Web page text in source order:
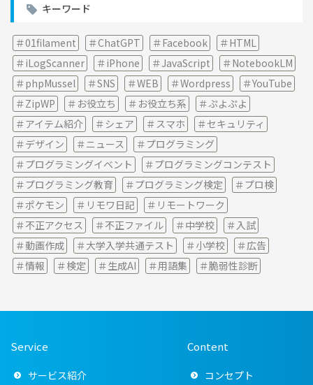
ブ
キーワード
01filament ChatGPT Facebook
HTML
iLogScanner
iPhone JavaScript
NotebookLM
phpMussel
SNS WEB Wordpress
YouTube
ZipWP
お役立ち お役立ち系
ぷよぷよ
アイテム紹介
シェア スマホ
セキュリティ
デザイン
ニュース
プログラミング
プログラミングイベント
プログラミングコンテスト
プログラミング教育
プログラミング検定
プロ検
ポケモン
リモワ日記
リモートワーク
不正アクセス
不正ファイル 中学校
入試
動画作成
大学入学共通テスト 小学校
広告
情報
検定 生成AI 用語集 脆弱性診断
Service
サービス紹介
Content
コンセプト